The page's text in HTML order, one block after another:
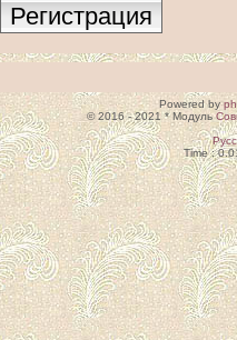
Регистрация
Powered by
© 2016 - 2021 * Модуль
Time :